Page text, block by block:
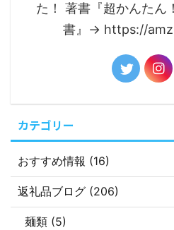
た！ 著書『超かんたん
書』→ https://
カテゴリー
おすすめ情報 (16)
返礼品ブログ (206)
麺類 (5)